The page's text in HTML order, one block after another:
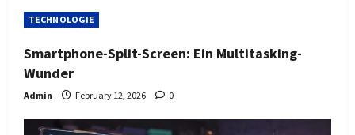
TECHNOLOGIE
Smartphone-Split-Screen: Ein Multitasking-
Wunder
Admin February 12, 2026 0